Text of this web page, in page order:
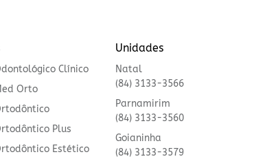
Clínico
Orto
Plus
Estético
Unidades
Natal
(84) 3133-3566
Parnamirim
(84) 3133-3560
Goianinha
(84) 3133-3579